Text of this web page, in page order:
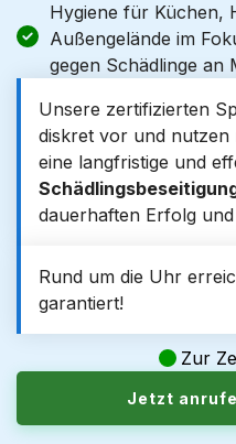
Hygiene für Küchen,
Außengelände im
gegen Schädlinge an
Unsere zertifizierten
diskret vor und
eine langfristige und
dauerhaften Erfolg
Rund um die Uhr
garantiert!
Zur
Jetzt